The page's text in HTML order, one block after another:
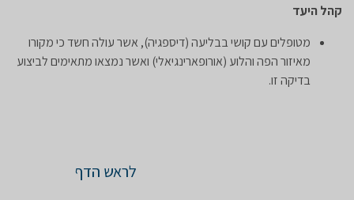
קהל היעד
מטופלים עם קושי בבליעה (דיספגיה), אשר עולה חשד כי מקורו
מאיזור הפה והלוע (אורופארינגיאלי) ואשר נמצאו מתאימים לביצוע
בדיקה זו.
לראש הדף